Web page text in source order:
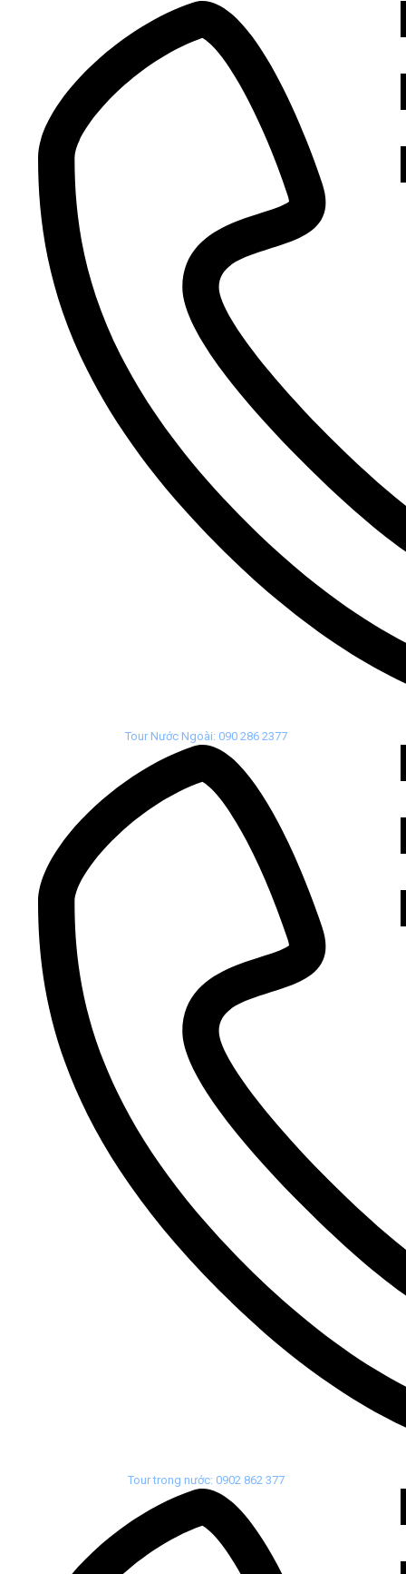
Tour Nước Ngoài: 090 286 2377
Tour trong nước: 0902 862 377